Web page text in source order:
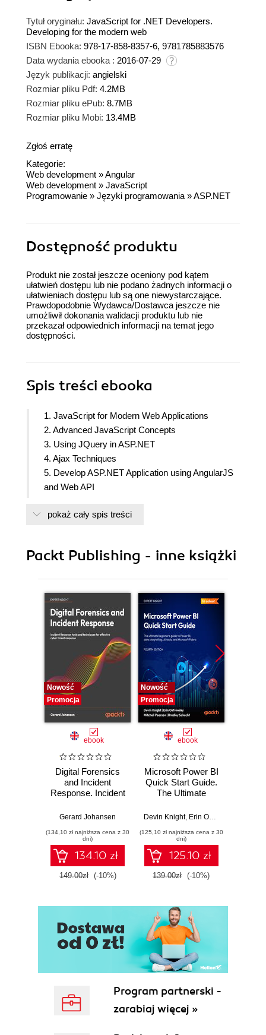
Tytuł oryginału: JavaScript for .NET Developers.
Developing for the modern web
ISBN Ebooka: 978-17-858-8357-6, 9781785883576
Data wydania ebooka : 2016-07-29
Język publikacji: angielski
Rozmiar pliku Pdf: 4.2MB
Rozmiar pliku ePub: 8.7MB
Rozmiar pliku Mobi: 13.4MB
Zgłoś erratę
Kategorie:
Web development »Angular
Web development » JavaScript
Programowanie » Języki programowania »ASP.NET
Dostępność produktu
Produkt nie został jeszcze oceniony pod kątem
ułatwień dostępu lub nie podano żadnych informacji o
ułatwieniach dostępu lub są one niewystarczające.
Prawdopodobnie Wydawca/Dostawca jeszcze nie
umożliwił dokonania walidacji produktu lub nie
przekazał odpowiednich informacji na temat jego
dostępności.
Spis treści ebooka
1. JavaScript for Modern Web Applications
2. Advanced JavaScript Concepts
3. Using JQuery in ASP.NET
4. Ajax Techniques
5. Develop ASP.NET Application using AngularJS
and Web API
7. JavaScript Design Patterns
10. Testing and Debugging JavaScript
pokaż cały spis treści
Packt Publishing - inne książki
Nowość
Promocja
ebook
Digital Forensics
and Incident
Response. Incident
and techniques for
threat response -
Fourth Edition
Gerard Johansen
(134,10 zł najniższa cena z 30
dni)
134.10 zł
149.00zł (-10%)
Nowość
Promocja
ebook
Microsoft Power BI
Quick Start Guide.
The Ultimate
to Power BI, Data
Tools, and
Microsoft Fabric -
Fourth Edition
Devin Knight, Erin Ostrowsky
(125,10 zł najniższa cena z 30
dni)
125.10 zł
139.00zł (-10%)
Program partnerski -
zarabiaj więcej »